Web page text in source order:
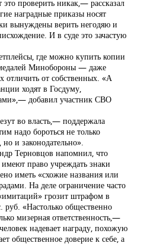
проверить никак,— рассказал
наградные приказы носят
вынуждены верить негодяю и
И в суде это зачастую
где можно купить копии
Минобороны — даже
отличить от собственных. «А
ходят в Госдуму,
добавил участник СВО
во власть,— поддержала
надо бороться не только
и законодательно».
Терновцов напомнил, что
право учреждать знаки
иметь «схожие названия или
На деле ограничение часто
грозит штрафом в
руб. «Настолько общественно
мизерная ответственность,—
надевает награду, похожую
общественное доверие к себе, а